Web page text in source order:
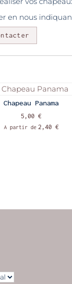
en nous
Chapeau Panama
5,00 €
A partir de 2,40 €